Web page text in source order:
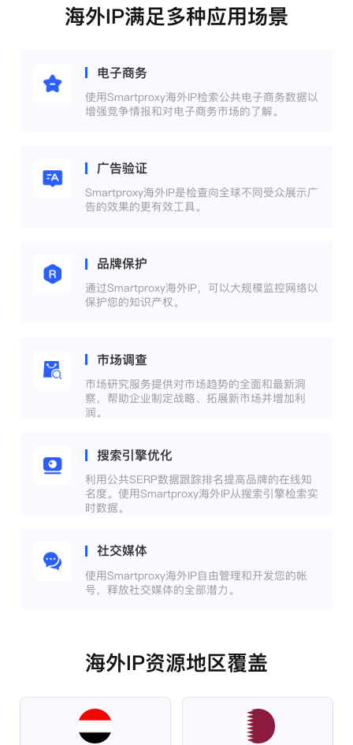
海外IP满足多种应用场景
电子商务
使用Smartproxy海外IP检索公共电子商务数据以
增强竞争情报和对电子商务市场的了解。
广告验证
Smartproxy海外IP是检查向全球不同受众展示广
告的效果的更有效工具。
品牌保护
通过Smartproxy海外IP，可以大规模监控网络以
保护您的知识产权。
市场调查
市场研究服务提供对市场趋势的全面和最新洞
察，帮助企业制定战略、拓展新市场并增加利
润。
搜索引擎优化
利用公共SERP数据跟踪排名提高品牌的在线知
名度。使用Smartproxy海外IP从搜索引擎检索实
时数据。
社交媒体
使用Smartproxy海外IP自由管理和开发您的帐
号，释放社交媒体的全部潜力。
海外IP资源地区覆盖